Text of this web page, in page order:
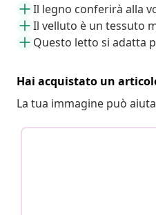
Il legno conferirà alla
Il velluto è un tessuto
Questo letto si adatta
Hai acquistato un
La tua immagine può